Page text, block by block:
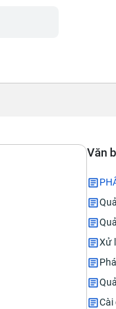
Văn
Xử
Cài